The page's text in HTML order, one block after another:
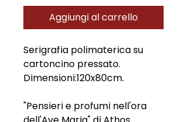
Aggiungi al carrello
Serigrafia polimaterica su
cartoncino pressato.
Dimensioni:120x80cm.
"Pensieri e profumi nell'ora